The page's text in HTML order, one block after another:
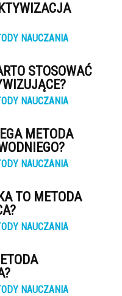
NAUCZANIA
STOSOWAĆ
NAUCZANIA
METODA
NAUCZANIA
TO METODA
NAUCZANIA
NAUCZANIA